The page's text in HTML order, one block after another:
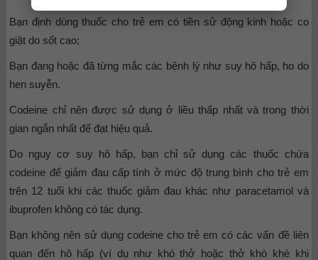
Bạn định dùng thuốc cho trẻ em có tiền sử động kinh hoặc co
giật do sốt cao;
Bạn đang hoặc đã từng mắc các bệnh lý như suy hô hấp, ho do
hen suyễn.
Codeine chỉ nên được sử dụng ở liều thấp nhất và trong thời
gian ngắn nhất để đạt hiệu quả.
Do nguy cơ suy hô hấp, bạn chỉ sử dụng các thuốc chứa
codeine để giảm đau cấp tính ở mức độ trung bình cho trẻ em
trên 12 tuổi khi các thuốc giảm đau khác như paracetamol và
ibuprofen không có tác dụng.
Bạn không nên sử dụng codeine cho trẻ em có các vấn đề liên
quan đến hô hấp (ví dụ như khó thở hoặc thở khò khè khi